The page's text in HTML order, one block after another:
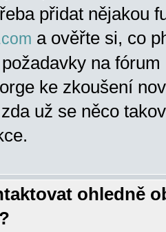
přidat nějakou
a ověřte si, co
na
ke zkoušení
už se něco
ohledně